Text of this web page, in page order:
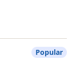
Popular